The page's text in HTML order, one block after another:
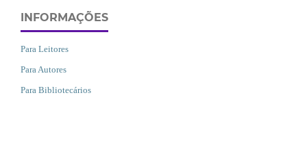
INFORMAÇÕES
Para Leitores
Para Autores
Para Bibliotecários